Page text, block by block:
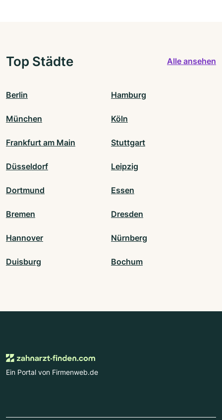
Top Städte Alle ansehen
Berlin Hamburg
München Köln
Frankfurt am Main Stuttgart
Düsseldorf Leipzig
Dortmund Essen
Bremen Dresden
Hannover Nürnberg
Duisburg Bochum
Ein Portal von Firmenweb.de